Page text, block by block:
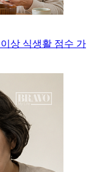
상 식생활 점수 가